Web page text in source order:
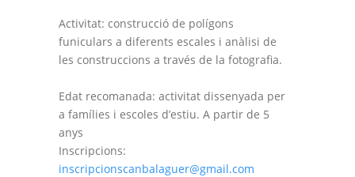
Activitat: construcció de polígons
funiculars a diferents escales i anàlisi de
les construccions a través de la fotografia.
Edat recomanada: activitat dissenyada per
a famílies i escoles d’estiu. A partir de 5
anys
Inscripcions:
inscripcionscanbalaguer@gmail.com